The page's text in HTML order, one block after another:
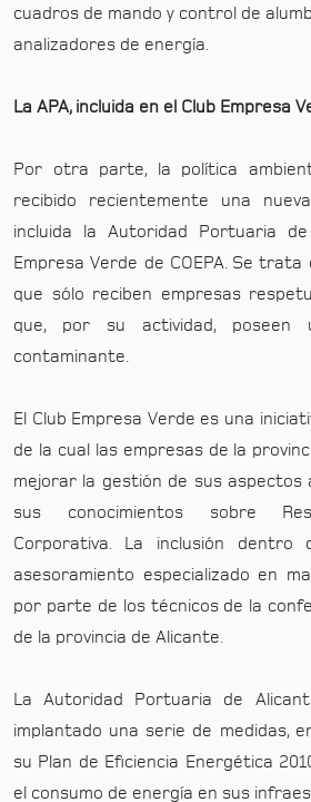
cuadros de mando y control de
analizadores de energía.
La APA, incluida en el Club Empresa
Por otra parte, la política
recibido recientemente una
incluida la Autoridad Portuaria
Empresa Verde de COEPA. Se
que sólo reciben empresas
que, por su actividad, poseen
contaminante.
El Club Empresa Verde es una
de la cual las empresas de la
mejorar la gestión de sus aspectos
sus conocimientos sobre
Corporativa. La inclusión dentro
asesoramiento especializado en
por parte de los técnicos de la
de la provincia de Alicante.
La Autoridad Portuaria de
implantado una serie de medidas,
su Plan de Eficiencia Energética
el consumo de energía en sus